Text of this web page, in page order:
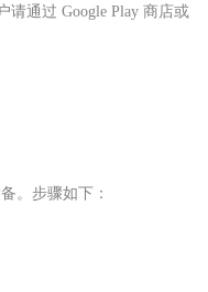
请通过 Google Play 商店或
。步骤如下：